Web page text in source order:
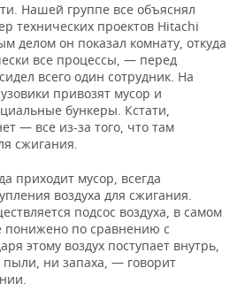
Нашей группе все объяснял
технических проектов Hitachi
делом он показал комнату, откуда
все процессы, — перед
всего один сотрудник. На
привозят мусор и
бункеры. Кстати,
— все из-за того, что там
сжигания.
приходит мусор, всегда
воздуха для сжигания.
подсос воздуха, в самом
по сравнению с
этому воздух поступает внутрь,
ни запаха, — говорит